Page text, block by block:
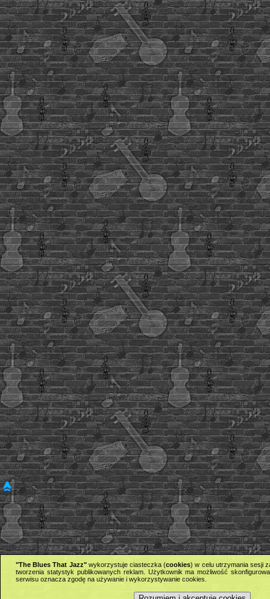
"The Blues That Jazz"wykorzystuje ciasteczka (cookies) w celu utrzymania sesji
tworzenia statystyk publikowanych reklam. Użytkownik ma możliwość
serwisu oznacza zgodę na używanie i wykorzystywanie cookies.